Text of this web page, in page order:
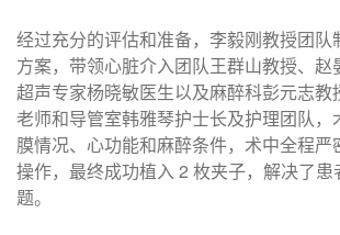
经过充分的评估和准备，李毅刚教授团队
方案，带领心脏介入团队王群山教授、赵
超声专家杨晓敏医生以及麻醉科彭元志教
老师和导管室韩雅琴护士长及护理团队，
膜情况、心功能和麻醉条件，术中全程严
操作，最终成功植入 2 枚夹子，解决了患
题。​